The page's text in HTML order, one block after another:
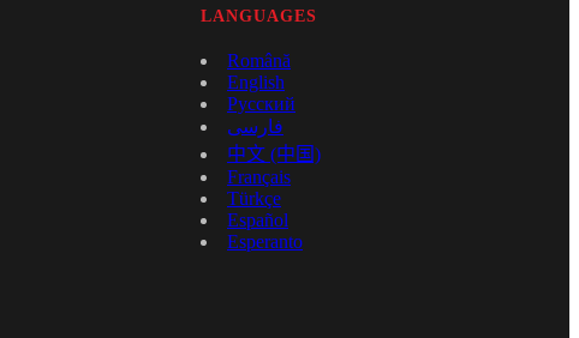
LANGUAGES
Română
English
Русский
فارسی
中文 (中国)
Français
Türkçe
Español
Esperanto